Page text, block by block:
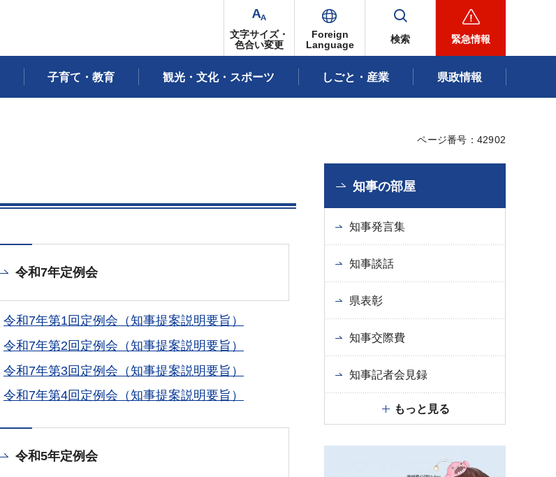
文字サイズ・
色合い変更
Foreign
Language
検索 緊急情報
子育て・教育 観光・文化・スポーツ しごと・産業 県政情報
ページ番号：42902
令和7年定例会
令和7年第1回定例会（知事提案説明要旨）
令和7年第2回定例会（知事提案説明要旨）
令和7年第3回定例会（知事提案説明要旨）
令和7年第4回定例会（知事提案説明要旨）
令和5年定例会
知事の部屋
知事発言集
知事談話
県表彰
知事交際費
知事記者会見録
もっと見る